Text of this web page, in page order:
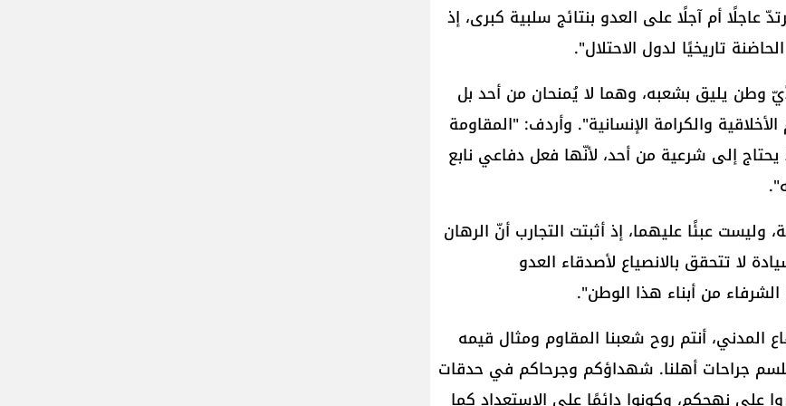
أم آجلًا على العدو بنتائج سلبية كبرى، إذ
تاريخيًا لدول الاحتلال".
وطن يليق بشعبه، وهما لا يُمنحان من أحد بل
والكرامة الإنسانية". وأردف: "المقاومة
إلى شرعية من أحد، لأنّها فعل دفاعي نابع
عبئًا عليهما، إذ أثبتت التجارب أنّ الرهان
لا تتحقق بالانصياع لأصدقاء العدو
من أبناء هذا الوطن".
المدني، أنتم روح شعبنا المقاوم ومثال قيمه
وبلسم جراحات أهلنا. شهداؤكم وجرحاكم في حدقات
على نهجكم، وكونوا دائمًا على الاستعداد كما